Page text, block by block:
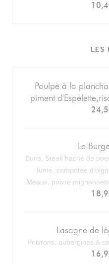
LES
Poulpe à la
piment
Le
Buns, Steak haché de
fumé, compotée
Meaux, poivre
Lasagne de
Poivrons, aubergines &